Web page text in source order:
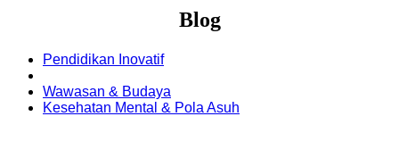
Blog
⁠Pendidikan Inovatif
Wawasan & Budaya
Kesehatan Mental & Pola Asuh